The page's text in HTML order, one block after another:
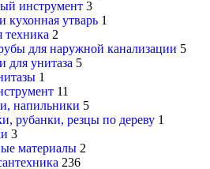
инструмент 3
кухонная утварь 1
техника 2
для наружной канализации 5
для унитаза 5
1
11
напильники 5
рубанки, резцы по дереву 1
3
материалы 2
236